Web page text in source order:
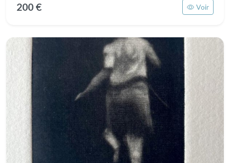
200 € Voir